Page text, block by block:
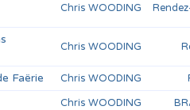
Chris WOODING
Chris WOODING
Faërie Chris WOODING
Chris WOODING